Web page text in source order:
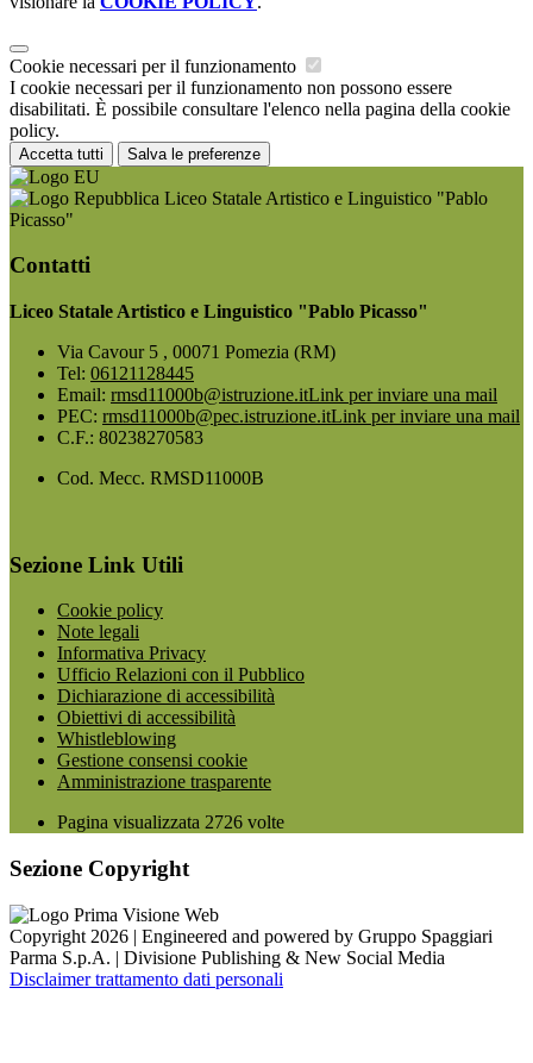
Cookie necessari per il funzionamento
I cookie necessari per il funzionamento non possono essere
disabilitati. È possibile consultare l'elenco nella pagina della cookie
policy.
Accetta tutti Salva le preferenze
Liceo Statale Artistico e Linguistico "Pablo
Picasso"
Contatti
Liceo Statale Artistico e Linguistico "Pablo Picasso"
Via Cavour 5 , 00071 Pomezia (RM)
Tel: 06121128445
Email: rmsd11000b@istruzione.itLink per inviare una mail
PEC: rmsd11000b@pec.istruzione.itLink per inviare una mail
C.F.: 80238270583
Cod. Mecc. RMSD11000B
Sezione Link Utili
Cookie policy
Note legali
Informativa Privacy
Ufficio Relazioni con il Pubblico
Dichiarazione di accessibilità
Obiettivi di accessibilità
Whistleblowing
Gestione consensi cookie
Amministrazione trasparente
Pagina visualizzata 2726 volte
Sezione Copyright
Copyright 2026 | Engineered and powered by Gruppo Spaggiari
Parma S.p.A. | Divisione Publishing & New Social Media
Disclaimer trattamento dati personali